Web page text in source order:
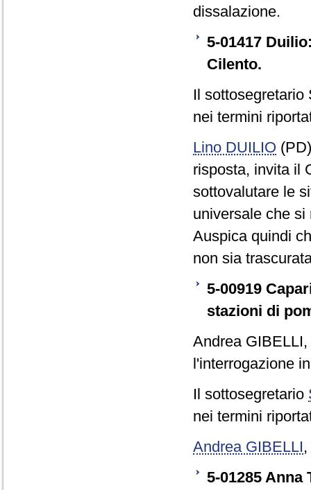
dissalazione.
5-01417
Cilento.
Il sottosegretario
nei termini
Lino DUILIO
risposta, invita il
sottovalutare le
universale che
Auspica quindi
non sia
5-00919
stazioni di
Andrea GIBELLI,
l'interrogazione
Il sottosegretario
nei termini
Andrea GIBELLI,
5-01285